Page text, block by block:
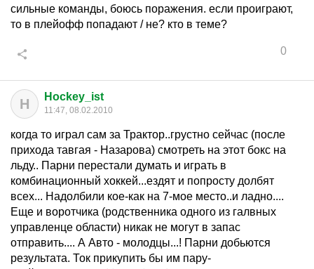
сильные команды, боюсь поражения. если проиграют,
то в плейофф попадают / не? кто в теме?
0
H Hockey_ist
11:47, 08.02.2010
когда то играл сам за Трактор..грустно сейчас (после
прихода тавгая - Назарова) смотреть на этот бокс на
льду.. Парни перестали думать и играть в
комбинационный хоккей...ездят и попросту долбят
всех... Надолбили кое-как на 7-мое место..и ладно....
Еще и воротчика (родственника одного из галвных
управленце области) никак не могут в запас
отправить.... А Авто - молодцы...! Парни добьются
результата. Ток прикупить бы им пару-